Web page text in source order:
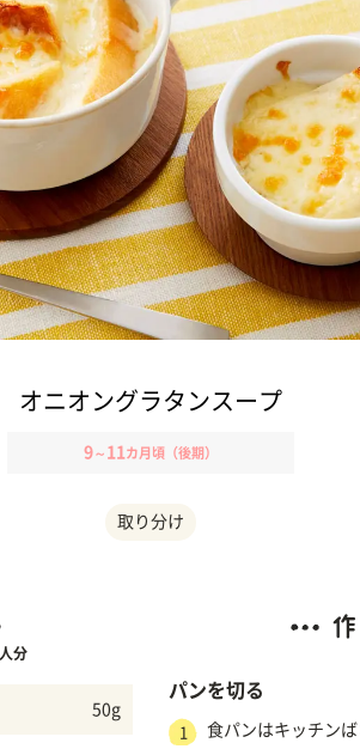
オニオングラタンスープ
9～ 11 カ月頃（後期）
取り分け
分
50g
パンを切る
1 食パンはキッチンば